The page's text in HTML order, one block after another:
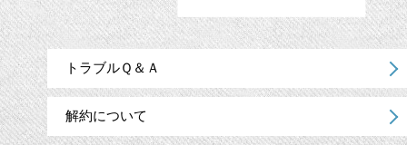
トラブルＱ＆Ａ
解約について